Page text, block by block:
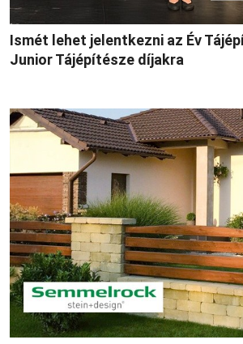
Ismét lehet jelentkezni az Év
Junior Tájépítésze díjakra